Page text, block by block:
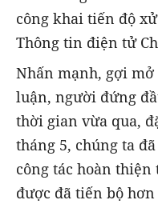
công khai tiến độ
Thông tin điện tử
Nhấn mạnh, gợi
luận, người đứng
thời gian vừa qua,
tháng 5, chúng ta
công tác hoàn thiện
được đã tiến bộ